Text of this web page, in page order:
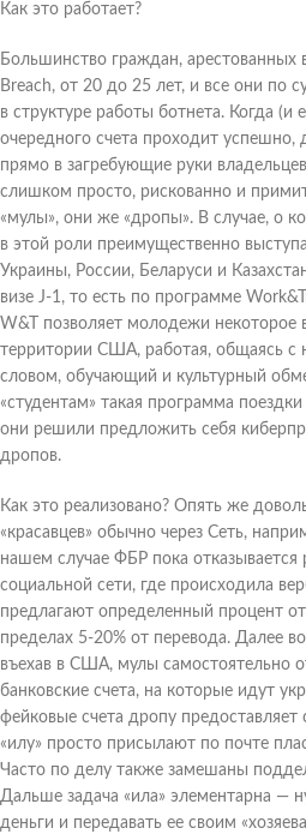
Как это работает?
Большинство граждан, арестованных
Breach, от 20 до 25 лет, и все они по
в структуре работы ботнета. Когда (и
очередного счета проходит успешно,
прямо в загребующие руки
слишком просто, рискованно и
«мулы», они же «дропы». В случае, о
в этой роли преимущественно
Украины, России, Беларуси и
визе J-1, то есть по программе
W&T позволяет молодежи некоторое
территории США, работая, общаясь с
словом, обучающий и культурный
«студентам» такая программа
они решили предложить себя
дропов.
Как это реализовано? Опять же
«красавцев» обычно через Сеть,
нашем случае ФБР пока отказывается
социальной сети, где происходила
предлагают определенный процент
пределах 5-20% от перевода. Далее
въехав в США, мулы самостоятельно
банковские счета, на которые идут
фейковые счета дропу
«илу» просто присылают по почте
Часто по делу также замешаны
Дальше задача «ила» элементарна —
деньги и передавать ее своим